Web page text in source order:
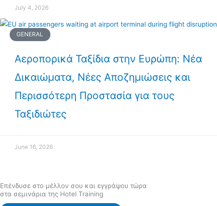
July 4, 2026
GENERAL
Αεροπορικά Ταξίδια στην Ευρώπη: Νέα
Δικαιώματα, Νέες Αποζημιώσεις και
Περισσότερη Προστασία για τους
Ταξιδιώτες
June 16, 2026
Επένδυσε στο μέλλον σου και εγγράψου τώρα
στα σεμινάρια της Hotel Training